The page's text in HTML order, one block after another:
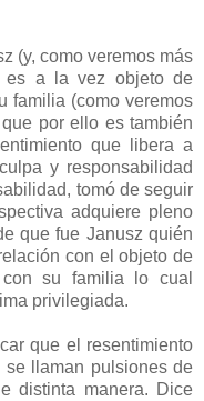
(y, como veremos más
es a la vez objeto de
familia (como veremos
por ello es también
que libera a
y responsabilidad
tomó de seguir
adquiere pleno
que fue Janusz quién
con el objeto de
su familia lo cual
privilegiada.
que el resentimiento
llaman pulsiones de
distinta manera. Dice